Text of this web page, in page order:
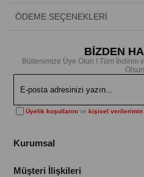
ÖDEME SEÇENEKLERI
BİZDEN
Bültenimize Üye Olun ! Tüm İndirim
Üyelik koşullarını vekişisel verilerimin
Kurumsal
Müşteri İlişkileri